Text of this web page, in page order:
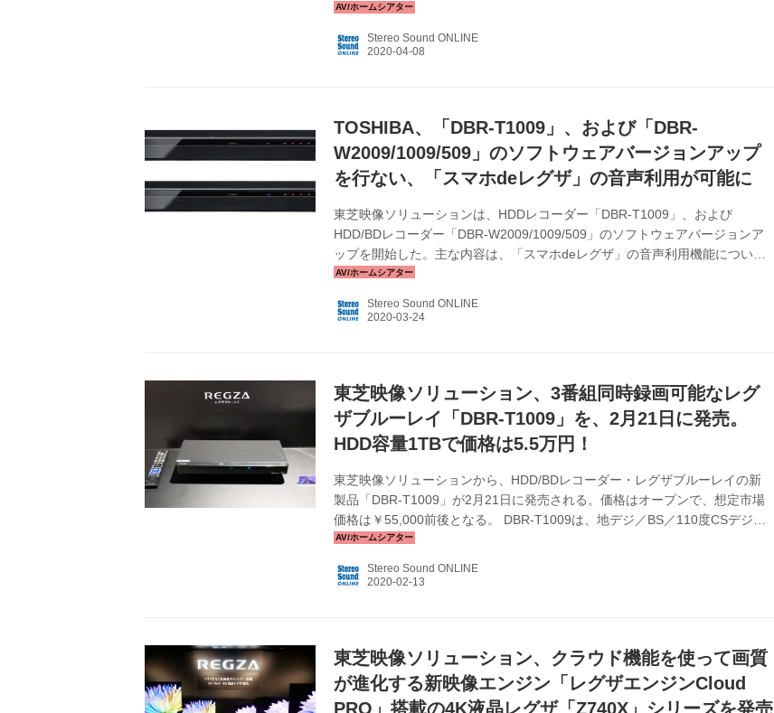
売されるS24シリーズは、現行S22シリーズの後継モデルで、ラインナップは
2機種になった。 搭載されるパネルは、2機種とも直下型のLEDバックライト
Stereo Sound ONLINE
TOSHIBA、「DBR-T1009」、および「DBR-
W2009/1009/509」のソフトウェアバージョンアップ
を行ない、「スマホdeレグザ」の音声利用が可能に
東芝映像ソリューションは、HDDレコーダー「DBR-T1009」、および
HDD/BDレコーダー「DBR-W2009/1009/509」のソフトウェアバージョンア
ップを開始した。主な内容は、「スマホdeレグザ」の音声利用機能につい
て、となる。 アップデート内容 ソフトウェア・バージョン：1.00.09 内容：
見る」に「お好み設定」「おまかせ自動録画設定」機能を追加 ３ 「横断検
Stereo Sound ONLINE
東芝映像ソリューション、3番組同時録画可能なレグ
ザブルーレイ「DBR-T1009」を、2月21日に発売。
HDD容量1TBで価格は5.5万円！
東芝映像ソリューションから、HDD/BDレコーダー・レグザブルーレイの新
製品「DBR-T1009」が2月21日に発売される。価格はオープンで、想定市場
価格は￥55,000前後となる。 DBR-T1009は、地デジ／BS／110度CSデジタ
ル放送用チューナーを3基搭載したHDD/BDレコーダー。HDD容量は1TBで、
すい（安価な）モデルを、というリクエストに応えてラインナップされた製
Stereo Sound ONLINE
東芝映像ソリューション、クラウド機能を使って画質
が進化する新映像エンジン「レグザエンジンCloud
PRO」搭載の4K液晶レグザ「Z740X」シリーズを発売